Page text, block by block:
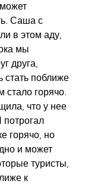
Саша с
в этом аду,
мы
друга,
стать поближе
стало горячо.
что у нее
потрогал
горячо, но
и может
туристы,
к